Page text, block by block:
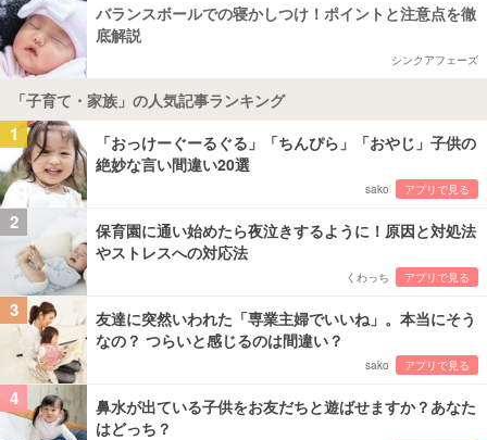
バランスボールでの寝かしつけ！ポイントと注意点を徹
底解説
シンクアフェーズ
「子育て・家族」の人気記事ランキング
1
「おっけーぐーるぐる」「ちんぴら」「おやじ」子供の
絶妙な言い間違い20選
sako アプリで見る
2
保育園に通い始めたら夜泣きするように！原因と対処法
やストレスへの対応法
くわっち アプリで見る
3
友達に突然いわれた「専業主婦でいいね」。本当にそう
なの？ つらいと感じるのは間違い？
sako アプリで見る
4
鼻水が出ている子供をお友だちと遊ばせますか？あなた
はどっち？